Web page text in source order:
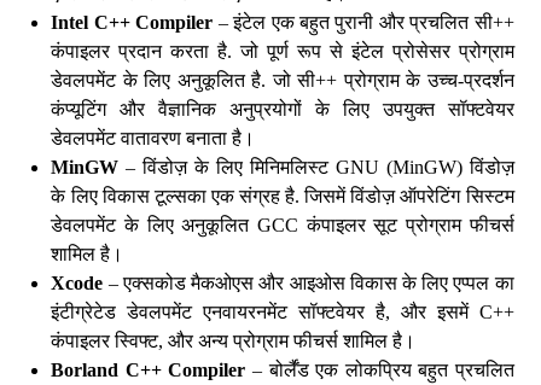
Intel C++ Compiler – इंटेल एक बहुत पुरानी और प्रचलित सी++
कंपाइलर प्रदान करता है. जो पूर्ण रूप से इंटेल प्रोसेसर प्रोग्राम
डेवलपमेंट के लिए अनुकूलित है. जो सी++ प्रोग्राम के उच्च-प्रदर्शन
कंप्यूटिंग और वैज्ञानिक अनुप्रयोगों के लिए उपयुक्त सॉफ्टवेयर
डेवलपमेंट वातावरण बनाता है।
MinGW – विंडोज़ के लिए मिनिमलिस्ट GNU (MinGW) विंडोज़
के लिए विकास टूल्सका एक संग्रह है. जिसमें विंडोज़ ऑपरेटिंग सिस्टम
डेवलपमेंट के लिए अनुकूलित GCC कंपाइलर सूट प्रोग्राम फीचर्स
शामिल है।
Xcode – एक्सकोड मैकओएस और आइओस विकास के लिए एप्पल का
इंटीग्रेटेड डेवलपमेंट एनवायरनमेंट सॉफ्टवेयर है, और इसमें C++
कंपाइलर स्विफ्ट, और अन्य प्रोग्राम फीचर्स शामिल है।
Borland C++ Compiler – बोर्लैंड एक लोकप्रिय बहुत प्रचलित